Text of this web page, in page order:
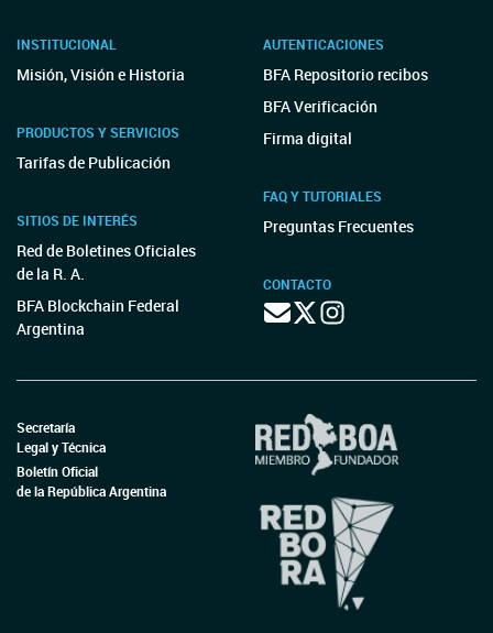
INSTITUCIONAL
Misión, Visión e Historia
PRODUCTOS Y SERVICIOS
Tarifas de Publicación
SITIOS DE INTERÉS
Red de Boletines Oficiales
de la R. A.
BFA Blockchain Federal
Argentina
AUTENTICACIONES
BFA Repositorio recibos
BFA Verificación
Firma digital
FAQ Y TUTORIALES
Preguntas Frecuentes
CONTACTO
Secretaría
Legal y Técnica
Boletín Oficial
de la República Argentina